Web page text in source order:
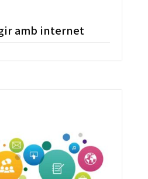
amb internet